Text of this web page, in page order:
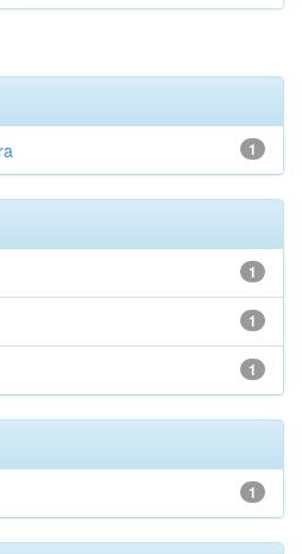
1
1
1
1
1